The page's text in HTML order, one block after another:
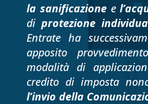
la sanificazionee
di protezione
Entrate ha
apposito
modalità di
credito di imposta
l’invio della